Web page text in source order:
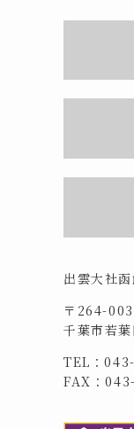
出雲大社
〒264-
千葉市若
TEL：
FAX：